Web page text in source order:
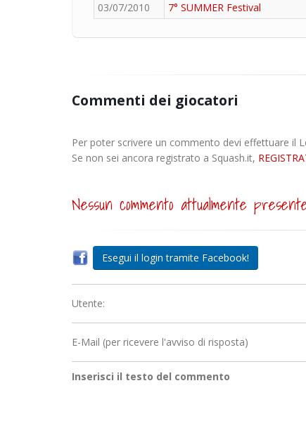
03/07/2010
7° SUMMER Festival
Commenti dei giocatori
Per poter scrivere un commento devi effettuare il
Se non sei ancora registrato a Squash.it,
Nessun commento attualmente
Esegui il login tramite Facebook!
Utente:
E-Mail (per ricevere l'avviso di risposta)
Inserisci il testo del commento